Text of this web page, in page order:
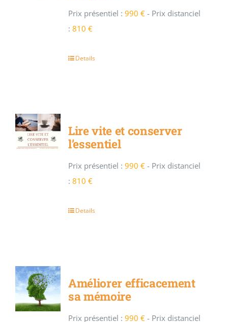
Prix présentiel : 990 € - Prix distanciel
: 810 €
Details
Lire vite et conserver
l’essentiel
Prix présentiel : 990 € - Prix distanciel
: 810 €
Details
Améliorer efficacement
sa mémoire
Prix présentiel : 990 € - Prix distanciel